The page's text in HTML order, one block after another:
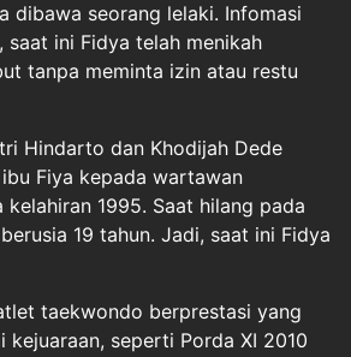
dibawa seorang lelaki. Infomasi
saat ini Fidya telah menikah
tanpa meminta izin atau restu
Hindarto dan Khodijah Dede
Fiya kepada wartawan
kelahiran 1995. Saat hilang pada
19 tahun. Jadi, saat ini Fidya
taekwondo berprestasi yang
kejuaraan, seperti Porda XI 2010